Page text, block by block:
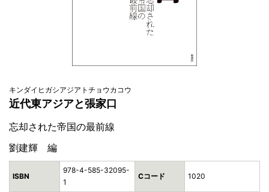
キンダイヒガシアジアトチョウカコウ
近代東アジアと張家口
忘却された帝国の最前線
劉建輝 編
ISBN
978-4-585-32095-
1
Cコード 1020